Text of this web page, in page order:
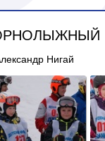
Нигай